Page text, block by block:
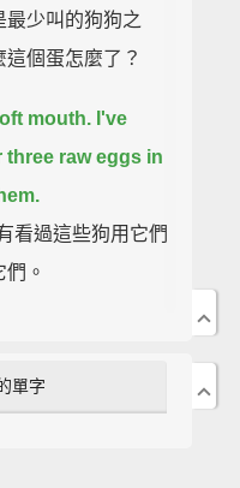
少叫的狗狗之
個蛋怎麼了？
mouth. I've
raw eggs in
看過這些狗用它們
。
單字